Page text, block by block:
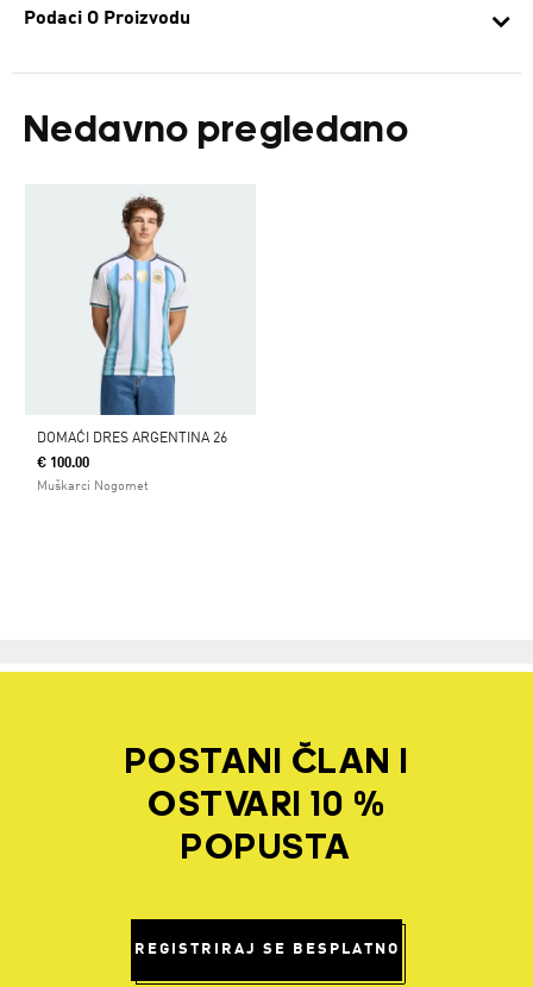
Podaci O Proizvodu
Nedavno pregledano
DOMAĆI DRES ARGENTINA 26
€ 100.00
Muškarci Nogomet
POSTANI ČLAN I
OSTVARI 10 %
POPUSTA
REGISTRIRAJ SE BESPLATNO